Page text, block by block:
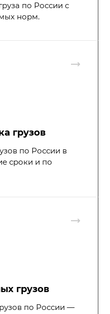
по России с
норм.
грузов
по России в
сроки и по
грузов
по России —